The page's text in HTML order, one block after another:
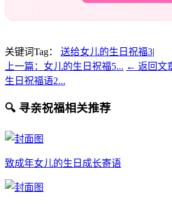
关键词Tag： 送给女儿的生日祝福3|
上一篇：女儿的生日祝福5... ← 返回文
生日祝福语2...
🔍 寻亲祝福相关推荐
致成年女儿的生日成长寄语